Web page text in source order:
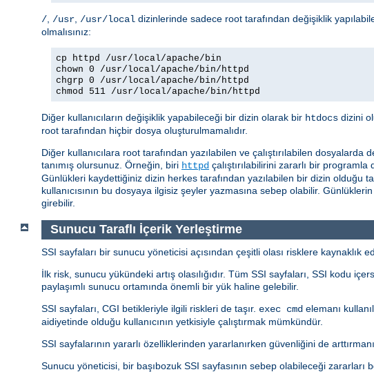
/, /usr, /usr/local dizinlerinde sadece root tarafından değişiklik
olmalısınız:
cp httpd /usr/local/apache/bin
chown 0 /usr/local/apache/bin/httpd
chgrp 0 /usr/local/apache/bin/httpd
chmod 511 /usr/local/apache/bin/httpd
Diğer kullanıcıların değişiklik yapabileceği bir dizin olarak bir htdocs dizini
root tarafından hiçbir dosya oluşturulmamalıdır.
Diğer kullanıcılara root tarafından yazılabilen ve çalıştırılabilen dosyalarda
tanımış olursunuz. Örneğin, biri httpd çalıştırılabilirini zararlı bir programla
Günlükleri kaydettiğiniz dizin herkes tarafından yazılabilen bir dizin olduğu
kullanıcısının bu dosyaya ilgisiz şeyler yazmasına sebep olabilir.
girebilir.
Sunucu Taraflı İçerik Yerleştirme
SSI sayfaları bir sunucu yöneticisi açısından çeşitli olası risklere kaynaklık
İlk risk, sunucu yükündeki artış olasılığıdır. Tüm SSI sayfaları, SSI kodu
paylaşımlı sunucu ortamında önemli bir yük haline gelebilir.
SSI sayfaları, CGI betikleriyle ilgili riskleri de taşır. exec cmd elemanı
aidiyetinde olduğu kullanıcının yetkisiyle çalıştırmak mümkündür.
SSI sayfalarının yararlı özelliklerinden yararlanırken güvenliğini de
Sunucu yöneticisi, bir başıbozuk SSI sayfasının sebep olabileceği zararları